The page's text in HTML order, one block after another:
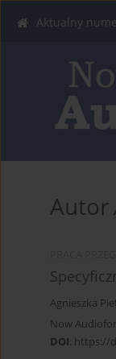
Aktualny
Autor
Agnieszka
Now
DOI: https://